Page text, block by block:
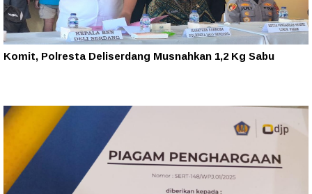
Komit, Polresta Deliserdang Musnahkan 1,2 Kg Sabu